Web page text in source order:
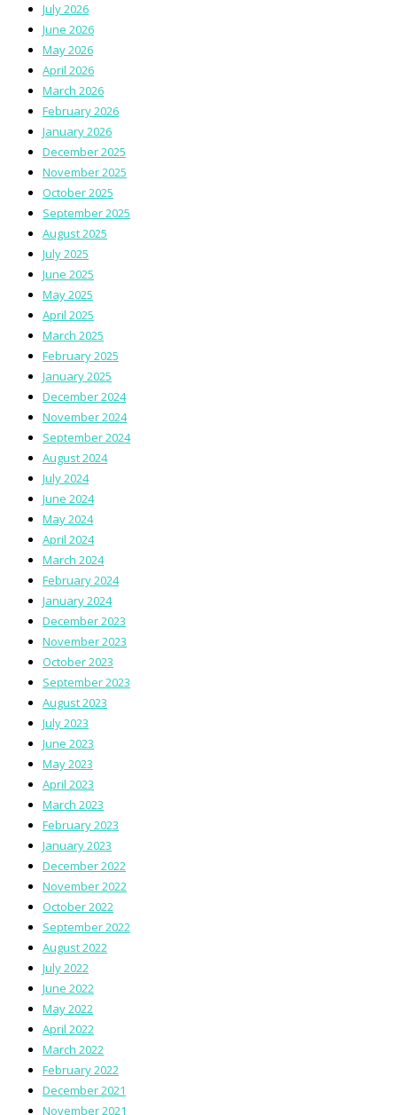
July 2026
June 2026
May 2026
April 2026
March 2026
February 2026
January 2026
December 2025
November 2025
October 2025
September 2025
August 2025
July 2025
June 2025
May 2025
April 2025
March 2025
February 2025
January 2025
December 2024
November 2024
September 2024
August 2024
July 2024
June 2024
May 2024
April 2024
March 2024
February 2024
January 2024
December 2023
November 2023
October 2023
September 2023
August 2023
July 2023
June 2023
May 2023
April 2023
March 2023
February 2023
January 2023
December 2022
November 2022
October 2022
September 2022
August 2022
July 2022
June 2022
May 2022
April 2022
March 2022
February 2022
December 2021
November 2021